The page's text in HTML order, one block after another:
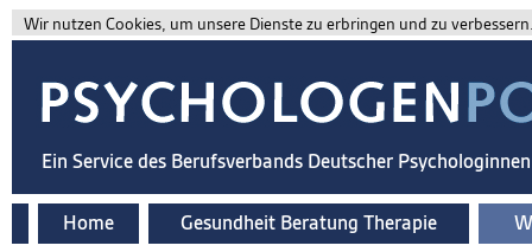
Wir nutzen Cookies, um unsere Dienste zu erbringen und zu
Ein Service des Berufsverbands Deutscher
Home Gesundheit Beratung Therapie